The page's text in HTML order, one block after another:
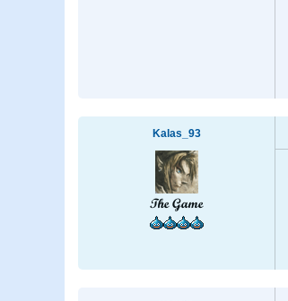
Kalas_93
The Game